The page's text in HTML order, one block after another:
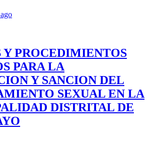
Y PROCEDIMIENTOS
PARA LA
Y SANCION DEL
SEXUAL EN LA
DISTRITAL DE